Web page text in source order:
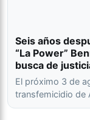
Seis años
“La Power”
busca de
El próximo 3 de
transfemicidio de